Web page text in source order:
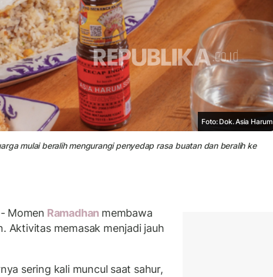
Foto: Dok. Asia Harum
mulai beralih mengurangi penyedap rasa buatan dan beralih ke
Momen Ramadhan membawa
Aktivitas memasak menjadi jauh
sering kali muncul saat sahur,